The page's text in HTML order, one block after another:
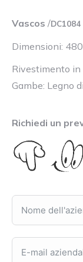
Vascos /DC1084
Dimensioni:
Rivestimento in
Gambe: Legno
Richiedi un